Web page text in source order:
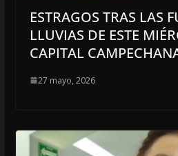
ESTRAGOS TRAS LAS
LLUVIAS DE ESTE
CAPITAL
27 mayo, 2026